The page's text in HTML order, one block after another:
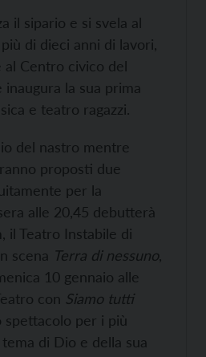
il sipario e si svela al
di dieci anni di lavori,
Centro civico del
la sua prima
e teatro ragazzi.
del nastro mentre
proposti due
per la
alle 20,45 debutterà
il Teatro Instabile di
scena Terra di nessuno
10 gennaio alle
con Siamo tutti
spettacolo per i più
di Dio e della sua